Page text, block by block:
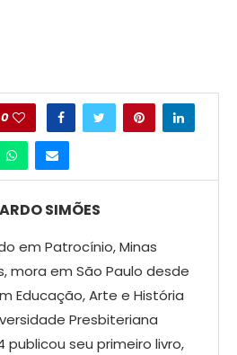
0
SIMÕES
em Patrocínio, Minas
mora em São Paulo desde
Educação, Arte e História
Presbiteriana
publicou seu primeiro livro,